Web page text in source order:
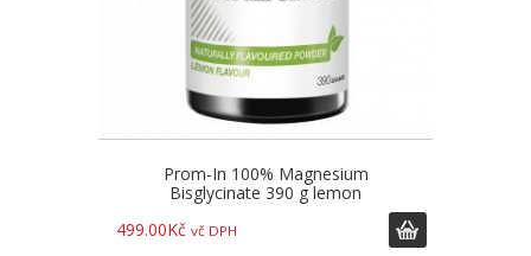
Prom-In 100% Magnesium
Bisglycinate 390 g lemon
499.00Kč vč DPH